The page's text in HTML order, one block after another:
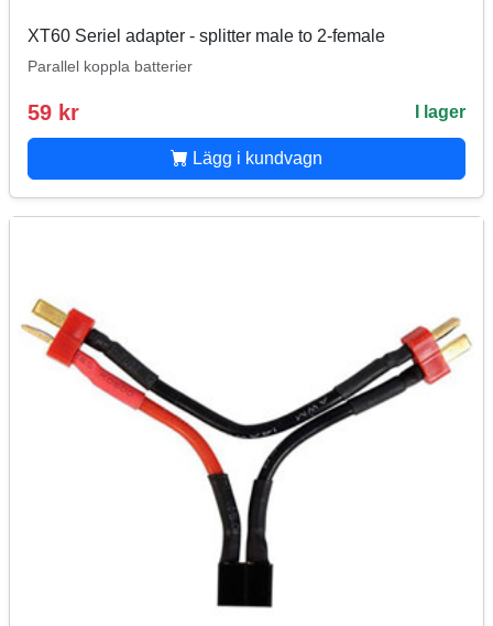
XT60 Seriel adapter - splitter male to 2-female
Parallel koppla batterier
59 kr I lager
Lägg i kundvagn